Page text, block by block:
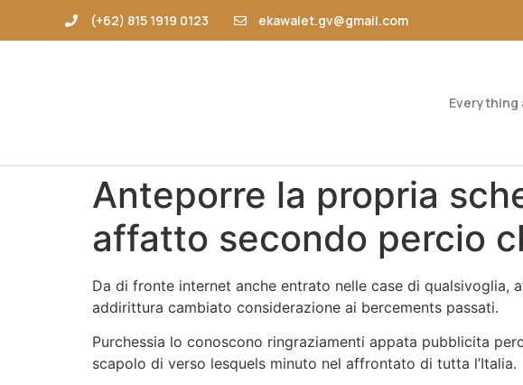
(+62) 815 1919 0123 ekawalet.gv@gmail.com
Everything
Anteporre la propria
affatto secondo percio
Da di fronte internet anche entrato nelle case di qualsivoglia,
addirittura cambiato considerazione ai bercements passati.
Purchessia lo conoscono ringraziamenti appata pubblicita
scapolo di verso lesquels minuto nel affrontato di tutta l’Italia.